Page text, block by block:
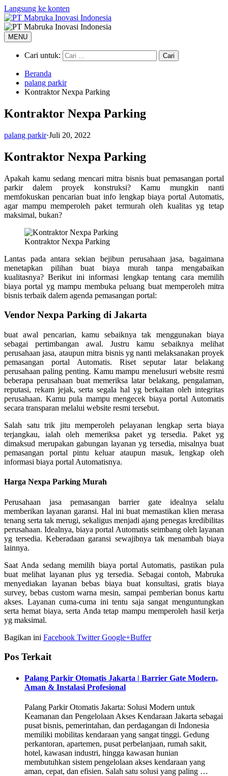
Langsung ke konten
MENU
Cari untuk:
Beranda
palang parkir
Kontraktor Nexpa Parking
Kontraktor Nexpa Parking
palang parkir·Juli 20, 2022
Kontraktor Nexpa Parking
Apakah kamu sedang mencari mitra bisnis buat pemasangan portal
parkir dalem proyek konstruksi? Kamu mungkin nanti
memfokuskan pencarian buat info lengkap biaya portal Automatis,
agar mampu memperoleh paket termurah oleh kualitas yg tetap
maksimal, bukan?
Kontraktor Nexpa Parking
Lantas pada antara sekian bejibun perusahaan jasa, bagaimana
menetapkan pilihan buat biaya murah tanpa mengabaikan
kualitasnya? Berikut ini informasi lengkap tentang cara memilih
biaya portal yg mampu membuka peluang buat memperoleh mitra
bisnis terbaik dalem agenda pemasangan portal:
Vendor Nexpa Parking di Jakarta
buat awal pencarian, kamu sebaiknya tak menggunakan biaya
sebagai pertimbangan awal. Justru kamu sebaiknya melihat
perusahaan jasa, ataupun mitra bisnis yg nanti melaksanakan proyek
pemasangan portal Automatis. Riset seputar latar belakang
perusahaan paling penting. Kamu mampu menelusuri website resmi
beberapa perusahaan buat memeriksa latar belakang, pengalaman,
reputasi, rekam jejak, serta segala hal yg berkaitan oleh integritas
perusahaan. Kamu pula mampu mengecek biaya portal Automatis
secara transparan melalui website resmi tersebut.
Salah satu trik jitu memperoleh pelayanan lengkap serta biaya
terjangkau, ialah oleh memeriksa paket yg tersedia. Paket yg
dimaksud merupakan gabungan layanan yg tersedia, misalnya buat
pemasangan portal pintu keluar ataupun masuk, lengkap oleh
informasi biaya portal Automatisnya.
Harga Nexpa Parking Murah
Perusahaan jasa pemasangan barrier gate idealnya selalu
memberikan layanan garansi. Hal ini buat memastikan klien merasa
tenang serta tak merugi, sekaligus menjadi ajang penegas kredibilitas
perusahaan. Idealnya, biaya portal Automatis seimbang oleh layanan
yg tersedia. Keberadaan garansi sewajibnya tak menambah biaya
lainnya.
Saat Anda sedang memilih biaya portal Automatis, pastikan pula
buat melihat layanan plus yg tersedia. Sebagai contoh, Mabruka
menyediakan layanan bebas biaya buat konsultasi, gratis biaya
survey, bebas custom warna mesin, sampai pemberian bonus kartu
akses. Layanan cuma-cuma ini tentu saja sangat menguntungkan
serta hemat biaya, serta Anda tetap mampu memperoleh hasil kerja
yg maksimal.
Bagikan ini Facebook TwitterGoogle+Buffer
Pos Terkait
Palang Parkir Otomatis Jakarta | Barrier Gate Modern,
Aman & Instalasi Profesional
Palang Parkir Otomatis Jakarta: Solusi Modern untuk
Keamanan dan Pengelolaan Akses Kendaraan Jakarta sebagai
pusat bisnis, pemerintahan, dan perdagangan di Indonesia
memiliki mobilitas kendaraan yang sangat tinggi. Gedung
perkantoran, apartemen, pusat perbelanjaan, rumah sakit,
hotel, kawasan industri, hingga kawasan hunian
membutuhkan sistem pengelolaan akses kendaraan yang
aman, cepat, dan efisien. Salah satu solusi yang paling …